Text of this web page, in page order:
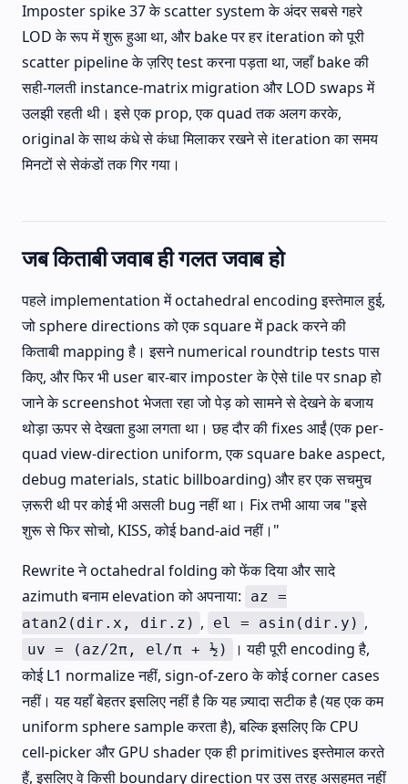
Imposter spike 37 के scatter system के अंदर सबसे गहरे
LOD के रूप में शुरू हुआ था, और bake पर हर iteration को पूरी
scatter pipeline के ज़रिए test करना पड़ता था, जहाँ bake की
सही-गलती instance-matrix migration और LOD swaps में
उलझी रहती थी। इसे एक prop, एक quad तक अलग करके,
original के साथ कंधे से कंधा मिलाकर रखने से iteration का समय
मिनटों से सेकंडों तक गिर गया।
जब किताबी जवाब ही गलत जवाब हो
पहले implementation में octahedral encoding इस्तेमाल हुई,
जो sphere directions को एक square में pack करने की
किताबी mapping है। इसने numerical roundtrip tests पास
किए, और फिर भी user बार-बार imposter के ऐसे tile पर snap हो
जाने के screenshot भेजता रहा जो पेड़ को सामने से देखने के बजाय
थोड़ा ऊपर से देखता हुआ लगता था। छह दौर की fixes आईं (एक per-
quad view-direction uniform, एक square bake aspect,
debug materials, static billboarding) और हर एक सचमुच
ज़रूरी थी पर कोई भी असली bug नहीं था। Fix तभी आया जब "इसे
शुरू से फिर सोचो, KISS, कोई band-aid नहीं।"
Rewrite ने octahedral folding को फेंक दिया और सादे
azimuth बनाम elevation को अपनाया:
az =
atan2(dir.x, dir.z) , el = asin(dir.y) ,
uv = (az/2π, el/π + ½)
। यही पूरी encoding है,
कोई L1 normalize नहीं, sign-of-zero के कोई corner cases
नहीं। यह यहाँ बेहतर इसलिए नहीं है कि यह ज़्यादा सटीक है (यह एक कम
uniform sphere sample करता है), बल्कि इसलिए कि CPU
cell-picker और GPU shader एक ही primitives इस्तेमाल करते
हैं, इसलिए वे किसी boundary direction पर उस तरह असहमत नहीं